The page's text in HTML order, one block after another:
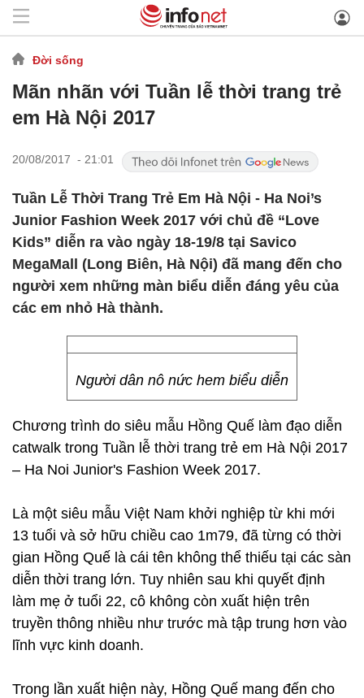
Đời sống
Mãn nhãn với Tuần lễ thời trang trẻ
em Hà Nội 2017
20/08/2017 - 21:01
Tuần Lễ Thời Trang Trẻ Em Hà Nội - Ha Noi’s
Junior Fashion Week 2017 với chủ đề “Love
Kids” diễn ra vào ngày 18-19/8 tại Savico
MegaMall (Long Biên, Hà Nội) đã mang đến cho
người xem những màn biểu diễn đáng yêu của
các em nhỏ Hà thành.
Người dân nô nức hem biểu diễn
Chương trình do siêu mẫu Hồng Quế làm đạo diễn
catwalk trong Tuần lễ thời trang trẻ em Hà Nội 2017
– Ha Noi Junior's Fashion Week 2017.
Là một siêu mẫu Việt Nam khởi nghiệp từ khi mới
13 tuổi và sở hữu chiều cao 1m79, đã từng có thời
gian Hồng Quế là cái tên không thể thiếu tại các sàn
diễn thời trang lớn. Tuy nhiên sau khi quyết định
làm mẹ ở tuổi 22, cô không còn xuất hiện trên
truyền thông nhiều như trước mà tập trung hơn vào
lĩnh vực kinh doanh.
Trong lần xuất hiện này, Hồng Quế mang đến cho